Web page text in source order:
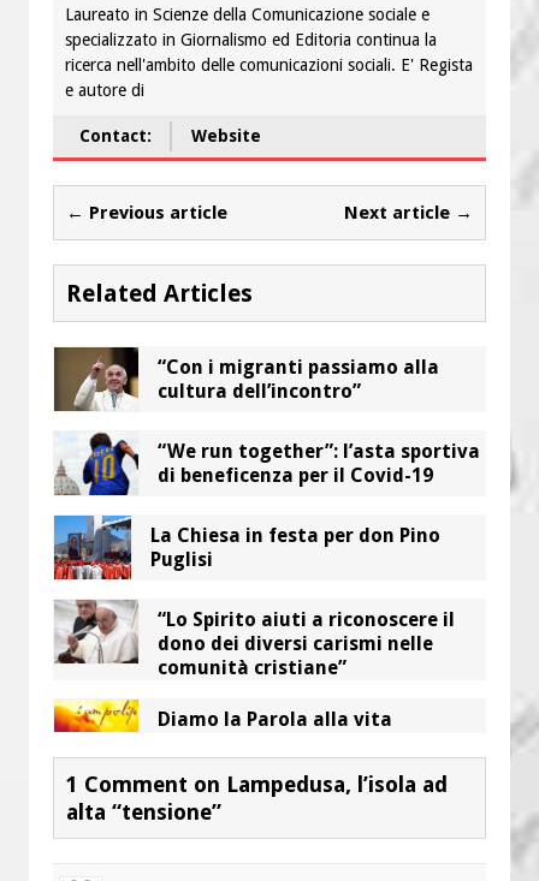
Laureato in Scienze della Comunicazione sociale e
specializzato in Giornalismo ed Editoria continua la
ricerca nell'ambito delle comunicazioni sociali. E' Regista
e autore di
Contact: Website
← Previous article Next article →
Related Articles
“Con i migranti passiamo alla
cultura dell’incontro”
“We run together”: l’asta sportiva
di beneficenza per il Covid-19
La Chiesa in festa per don Pino
Puglisi
“Lo Spirito aiuti a riconoscere il
dono dei diversi carismi nelle
comunità cristiane”
Diamo la Parola alla vita
1 Comment on Lampedusa, l’isola ad
alta “tensione”